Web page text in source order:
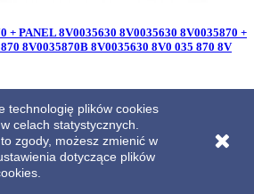
+ PANEL 8V0035630 8V0035630 8V0035870 +
8V0035870B 8V0035630 8V0 035 870 8V
technologię plików cookies
celach statystycznych.
zgody, możesz zmienić w
dotyczące plików